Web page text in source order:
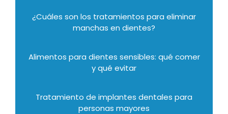
¿Cuáles son los tratamientos para eliminar
manchas en dientes?
Alimentos para dientes sensibles: qué comer
y qué evitar
Tratamiento de implantes dentales para
personas mayores